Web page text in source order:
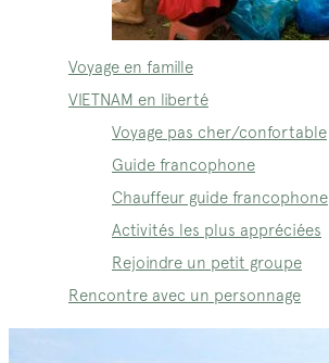
Voyage en famille
VIETNAM en liberté
Voyage pas cher/confortable
Guide francophone
Chauffeur guide francophone
Activités les plus appréciées
Rejoindre un petit groupe
Rencontre avec un personnage